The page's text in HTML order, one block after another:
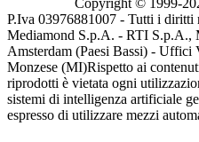
P.Iva 03976881007 - Tutti i diritti
Mediamond S.p.A. - RTI S.p.A.,
Amsterdam (Paesi Bassi) -
Monzese (MI)Rispetto ai
riprodotti è vietata ogni
sistemi di intelligenza artificiale
espresso di utilizzare mezzi